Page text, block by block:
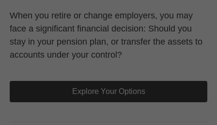
When you retire or change employers, you may
face a significant financial decision: Should you
stay in your pension plan, or transfer the assets to
accounts under your control?
Explore Your Options